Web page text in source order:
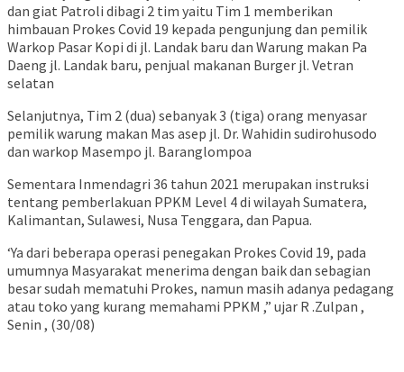
dan giat Patroli dibagi 2 tim yaitu Tim 1 memberikan
himbauan Prokes Covid 19 kepada pengunjung dan pemilik
Warkop Pasar Kopi di jl. Landak baru dan Warung makan Pa
Daeng jl. Landak baru, penjual makanan Burger jl. Vetran
selatan
Selanjutnya, Tim 2 (dua) sebanyak 3 (tiga) orang menyasar
pemilik warung makan Mas asep jl. Dr. Wahidin sudirohusodo
dan warkop Masempo jl. Baranglompoa
Sementara Inmendagri 36 tahun 2021 merupakan instruksi
tentang pemberlakuan PPKM Level 4 di wilayah Sumatera,
Kalimantan, Sulawesi, Nusa Tenggara, dan Papua.
‘Ya dari beberapa operasi penegakan Prokes Covid 19, pada
umumnya Masyarakat menerima dengan baik dan sebagian
besar sudah mematuhi Prokes, namun masih adanya pedagang
atau toko yang kurang memahami PPKM ,” ujar R .Zulpan ,
Senin , (30/08)